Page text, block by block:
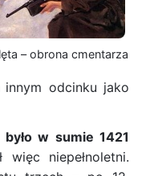
– obrona cmentarza
odcinku jako
w sumie 1421
niepełnoletni.